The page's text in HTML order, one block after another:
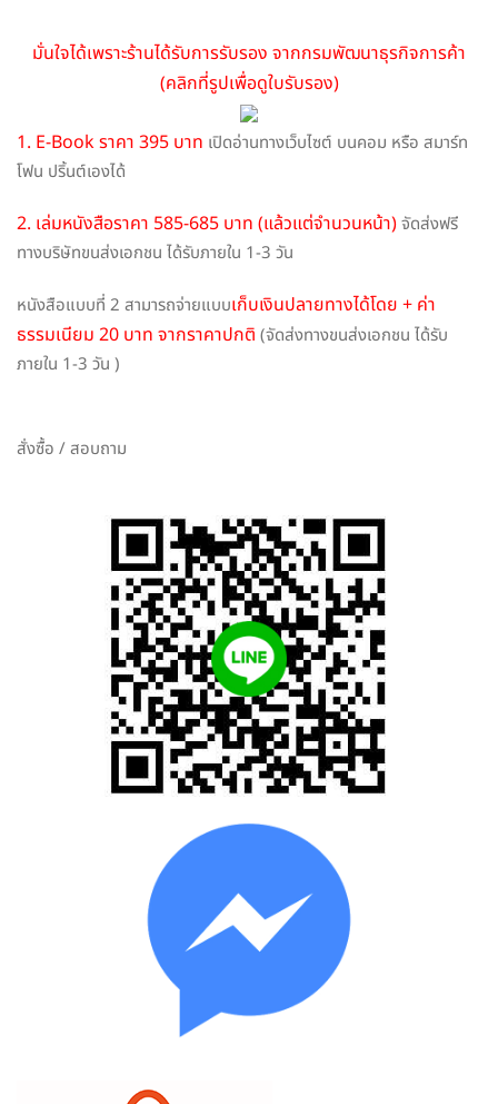
page
มั่นใจได้เพราะร้านได้รับการรับรอง จากกรมพัฒนาธุรกิจการค้า
(คลิกที่รูปเพื่อดูใบรับรอง)
1. E-Book ราคา 395 บาท เปิดอ่านทางเว็บไซต์ บนคอม หรือ สมาร์ท
โฟน ปริ้นต์เองได้
2. เล่มหนังสือราคา 585-685 บาท (แล้วแต่จำนวนหน้า)จัดส่งฟรี
ทางบริษัทขนส่งเอกชน ได้รับภายใน 1-3 วัน
หนังสือแบบที่ 2 สามารถจ่ายแบบเก็บเงินปลายทางได้โดย + ค่า
ธรรมเนียม 20 บาท จากราคาปกติ (จัดส่งทางขนส่งเอกชน ได้รับ
ภายใน 1-3 วัน )
สั่งซื้อ / สอบถาม